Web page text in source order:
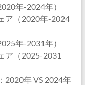
年-2024年）
ア（2020年-2024
年-2031年）
ア（2025-2031
2020年 VS 2024年